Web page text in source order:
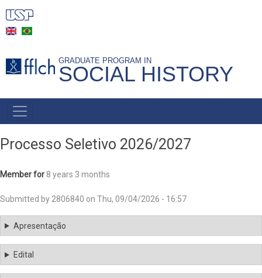
Skip
content
GRADUATE PROGRAM IN
SOCIAL HISTORY
MAIN
NAVIGATION
BR
Processo Seletivo 2026/2027
Member for 8 years 3 months
Submitted by 2806840 on Thu, 09/04/2026 - 16:57
Apresentação
Edital